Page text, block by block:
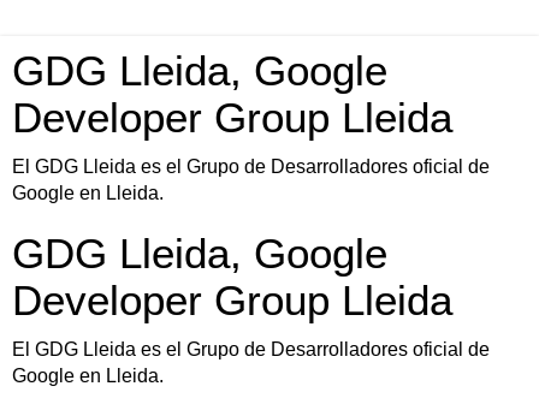
GDG Lleida, Google
Developer Group Lleida
El GDG Lleida es el Grupo de Desarrolladores oficial de
Google en Lleida.
GDG Lleida, Google
Developer Group Lleida
El GDG Lleida es el Grupo de Desarrolladores oficial de
Google en Lleida.